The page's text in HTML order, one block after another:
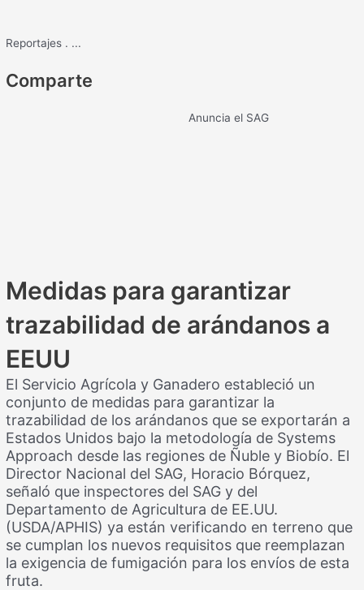
Reportajes . ...
Comparte
Anuncia el SAG
Medidas para garantizar
trazabilidad de arándanos a
EEUU
El Servicio Agrícola y Ganadero estableció un
conjunto de medidas para garantizar la
trazabilidad de los arándanos que se exportarán a
Estados Unidos bajo la metodología de Systems
Approach desde las regiones de Ñuble y Biobío. El
Director Nacional del SAG, Horacio Bórquez,
señaló que inspectores del SAG y del
Departamento de Agricultura de EE.UU.
(USDA/APHIS) ya están verificando en terreno que
se cumplan los nuevos requisitos que reemplazan
la exigencia de fumigación para los envíos de esta
fruta.